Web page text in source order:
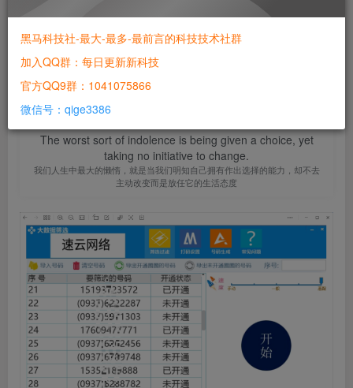
微信全国地区商家群采集提取，已更新到社群网
盘，只能采集商家
站长
1年前发布
The worst sort of indolence is being given a choice, yet
taking no initiative to change.
我们人生中最大的懒惰，就是当我们明知自己拥有作出选择的能力，却不去
主动改变而是放任它的生活态度
黑马科技社-最大-最多-最前言的科技技术社群
加入QQ群：每日更新新科技
官方QQ9群：1041075866
微信号：qige3386